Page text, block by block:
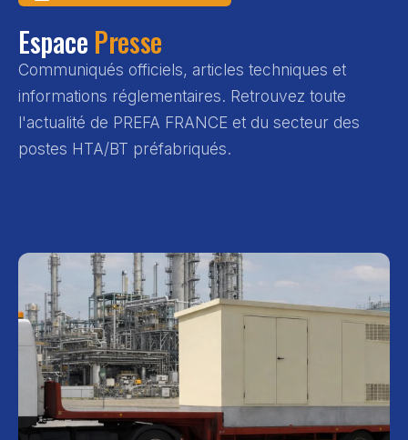
Espace Presse
Communiqués officiels, articles techniques et
informations réglementaires. Retrouvez toute
l'actualité de PREFA FRANCE et du secteur des
postes HTA/BT préfabriqués.